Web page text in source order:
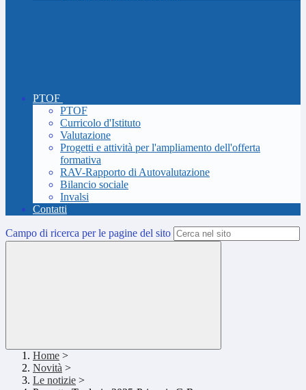
PTOF
PTOF
Curricolo d'Istituto
Valutazione
Progetti e attività per l'ampliamento dell'offerta
formativa
RAV-Rapporto di Autovalutazione
Bilancio sociale
Invalsi
Contatti
Campo di ricerca per le pagine del sito
Home >
Novità >
Le notizie >